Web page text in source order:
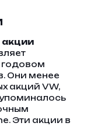
акции
годовом
Они менее
акций VW,
Эти акции в